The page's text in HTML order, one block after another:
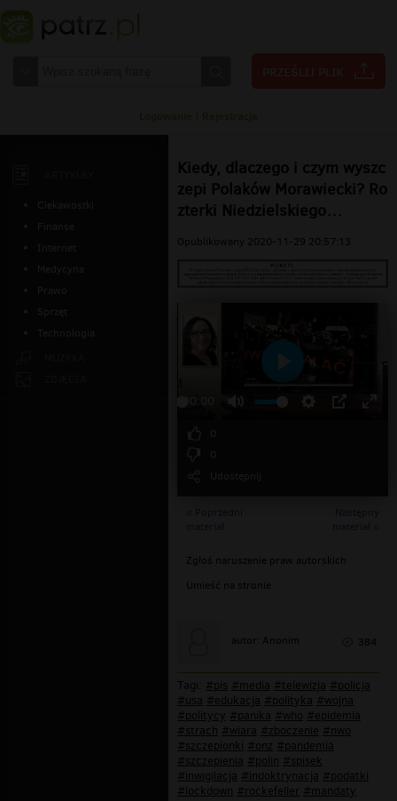
Kiedy, dlaczego i czym wyszc
zepi Polaków Morawiecki? Ro
zterki Niedzielskiego…
Opublikowany 2020-11-29 20:57:13
Zgłoś naruszenie praw autorskich
Umieść na stronie
autor: Anonim 384
Tagi: #pis #media #telewizja #policja
#usa #edukacja #polityka #wojna
#politycy #panika #who #epidemia
#strach #wiara #zboczenie #nwo
#szczepionki #onz #pandemia
#szczepienia #polin #spisek
#inwigilacja #indoktrynacja #podatki
#lockdown #rockefeller #mandaty